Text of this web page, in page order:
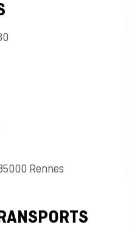
Rennes